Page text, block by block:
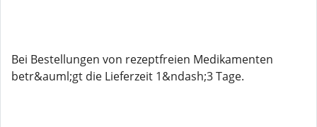
Bei Bestellungen von rezeptfreien Medikamenten
betr&auml;gt die Lieferzeit 1&ndash;3 Tage.